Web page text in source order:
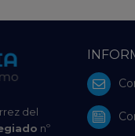
del
nº